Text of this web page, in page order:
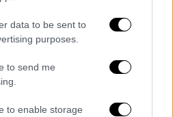
data to be sent to
purposes.
to send me
to enable storage